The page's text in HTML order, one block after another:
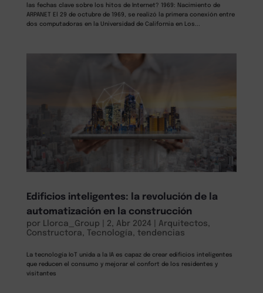
las fechas clave sobre los hitos de Internet? 1969: Nacimiento de
ARPANET El 29 de octubre de 1969, se realizó la primera conexión entre
dos computadoras en la Universidad de California en Los...
Edificios inteligentes: la revolución de la
automatización en la construcción
por Llorca_Group 2, Abr 2024 Arquitectos,
Constructora, Tecnología, tendencias
La tecnología IoT unida a la IA es capaz de crear edificios inteligentes
que reducen el consumo y mejorar el confort de los residentes y
visitantes